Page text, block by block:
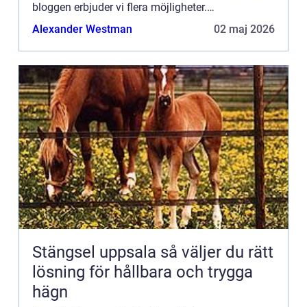
bloggen erbjuder vi flera möjligheter.
Bannerannonser är endast ett av alternativen.
Alexander Westman 02 maj 2026
Stängsel uppsala så väljer du rätt
lösning för hållbara och trygga
hägn